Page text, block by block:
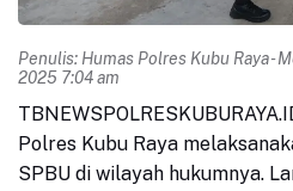
Penulis: Humas Polres Kubu Raya-
2025 7:04 am
Polres Kubu Raya
SPBU di wilayah hukumnya.